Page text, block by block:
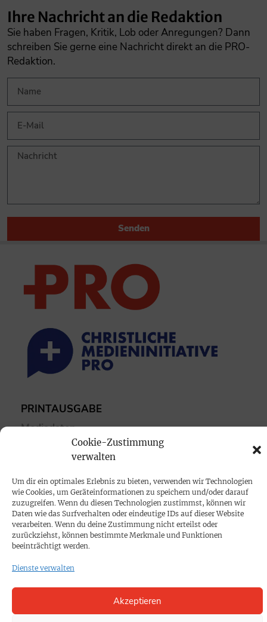
Cookie-Zustimmung
verwalten
Um dir ein optimales Erlebnis zu bieten, verwenden wir Technologien
wie Cookies, um Geräteinformationen zu speichern und/oder darauf
zuzugreifen. Wenn du diesen Technologien zustimmst, können wir
Daten wie das Surfverhalten oder eindeutige IDs auf dieser Website
verarbeiten. Wenn du deine Zustimmung nicht erteilst oder
zurückziehst, können bestimmte Merkmale und Funktionen
beeinträchtigt werden.
Dienste verwalten
Akzeptieren
Ihre Nachricht an die Redaktion
Sie haben Fragen, Kritik, Lob oder Anregungen? Dann
schreiben Sie gerne eine Nachricht direkt an die PRO-
Redaktion.
Senden
PRINTAUSGABE
Mediadaten
PROKOMPAKT
Impressum
SPENDEN
Datenschutz
KONTAKT
Cookie-Richtlinie